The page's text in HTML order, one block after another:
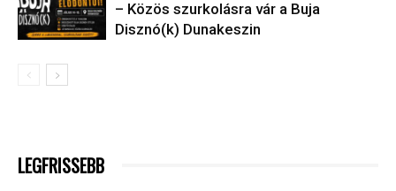
– Közös szurkolásra vár a Buja
Disznó(k) Dunakeszin
LEGFRISSEBB